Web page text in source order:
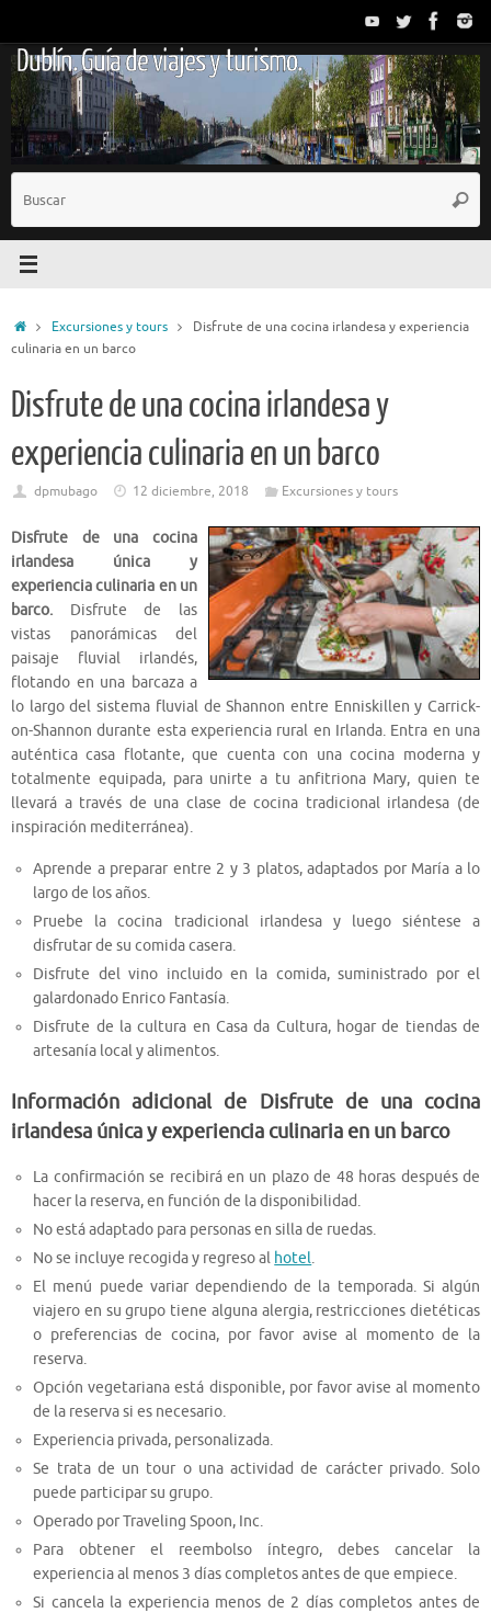
contenido
Dublín. Guía de viajes y turismo.
InicioExcursiones y tours
Disfrute de una cocina irlandesa y experiencia
culinaria en un barco
Disfrute de una cocina irlandesa y
experiencia culinaria en un barco
dpmubago 12 diciembre, 2018 Excursiones y tours
Disfrute de una cocina
irlandesa única y
experiencia culinaria en un
barco. Disfrute de las
vistas panorámicas del
paisaje fluvial irlandés,
flotando en una barcaza a
lo largo del sistema fluvial de Shannon entre Enniskillen y Carrick-
on-Shannon durante esta experiencia rural en Irlanda. Entra en una
auténtica casa flotante, que cuenta con una cocina moderna y
totalmente equipada, para unirte a tu anfitriona Mary, quien te
llevará a través de una clase de cocina tradicional irlandesa (de
inspiración mediterránea).
Aprende a preparar entre 2 y 3 platos, adaptados por María a lo
largo de los años.
Pruebe la cocina tradicional irlandesa y luego siéntese a
disfrutar de su comida casera.
Disfrute del vino incluido en la comida, suministrado por el
galardonado Enrico Fantasía.
Disfrute de la cultura en Casa da Cultura, hogar de tiendas de
artesanía local y alimentos.
Información adicional de Disfrute de una cocina
irlandesa única y experiencia culinaria en un barco
La confirmación se recibirá en un plazo de 48 horas después de
hacer la reserva, en función de la disponibilidad.
No está adaptado para personas en silla de ruedas.
No se incluye recogida y regreso al hotel.
El menú puede variar dependiendo de la temporada. Si algún
viajero en su grupo tiene alguna alergia, restricciones dietéticas
o preferencias de cocina, por favor avise al momento de la
reserva.
Opción vegetariana está disponible, por favor avise al momento
de la reserva si es necesario.
Experiencia privada, personalizada.
Se trata de un tour o una actividad de carácter privado. Solo
puede participar su grupo.
Operado por Traveling Spoon, Inc.
Para obtener el reembolso íntegro, debes cancelar la
experiencia al menos 3 días completos antes de que empiece.
Si cancela la experiencia menos de 2 días completos antes de